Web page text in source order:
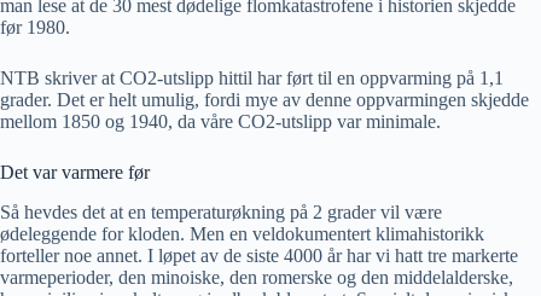
man lese at de 30 mest dødelige flomkatastrofene i historien skjedde
før 1980.
NTB skriver at CO2-utslipp hittil har ført til en oppvarming på 1,1
grader. Det er helt umulig, fordi mye av denne oppvarmingen skjedde
mellom 1850 og 1940, da våre CO2-utslipp var minimale.
Det var varmere før
Så hevdes det at en temperaturøkning på 2 grader vil være
ødeleggende for kloden. Men en veldokumentert klimahistorikk
forteller noe annet. I løpet av de siste 4000 år har vi hatt tre markerte
varmeperioder, den minoiske, den romerske og den middelalderske,